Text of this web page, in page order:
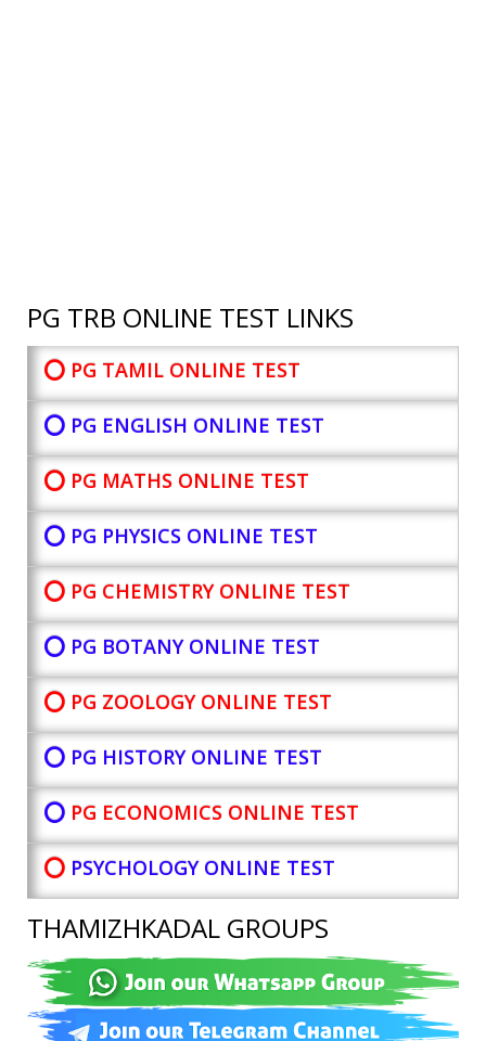
PG TRB ONLINE TEST LINKS
⭕ PG TAMIL ONLINE TEST
⭕ PG ENGLISH ONLINE TEST
⭕ PG MATHS ONLINE TEST
⭕ PG PHYSICS ONLINE TEST
⭕ PG CHEMISTRY ONLINE TEST
⭕ PG BOTANYONLINE TEST
⭕ PG ZOOLOGY ONLINE TEST
⭕ PG HISTORY ONLINE TEST
⭕ PG ECONOMICS ONLINE TEST
⭕ PSYCHOLOGY ONLINE TEST
THAMIZHKADAL GROUPS